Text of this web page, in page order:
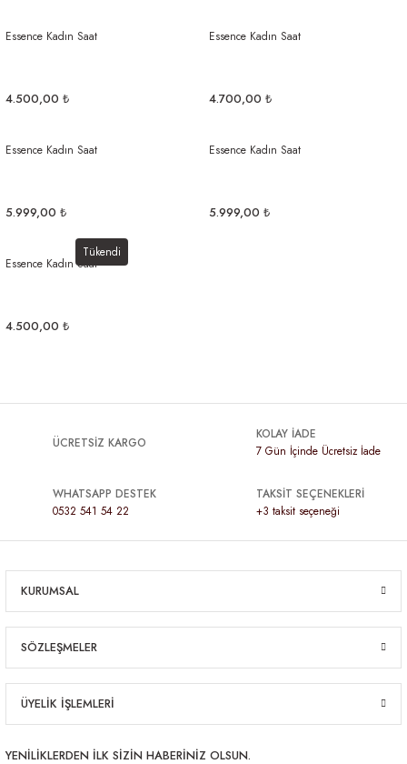
Essence Kadın Saat
4.500,00 ₺
Essence Kadın Saat
4.700,00 ₺
Essence Kadın Saat
5.999,00 ₺
Essence Kadın Saat
5.999,00 ₺
Tükendi
Essence Kadın Saat
4.500,00 ₺
ÜCRETSİZ KARGO
KOLAY İADE
7 Gün İçinde Ücretsiz İade
WHATSAPP DESTEK
0532 541 54 22
TAKSİT SEÇENEKLERİ
+3 taksit seçeneği
KURUMSAL
SÖZLEŞMELER
ÜYELİK İŞLEMLERİ
YENİLİKLERDEN İLK SİZİN HABERİNİZ OLSUN.